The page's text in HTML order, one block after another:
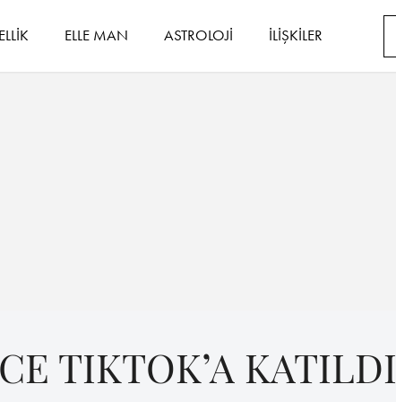
ELLE MAN ASTROLOJİ İLİŞKİLER
TIKTOK’A KATILDI